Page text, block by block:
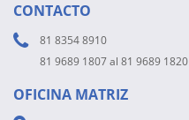
CONTACTO
81 8354 8910
81 9689 1807 al 81 9689 1820
OFICINA MATRIZ